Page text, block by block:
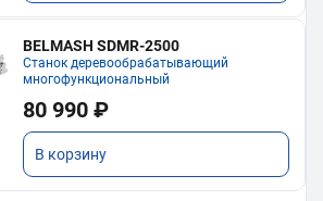
BELMASH SDMR-2500
Станок деревообрабатывающий
многофункциональный
80 990 ₽
В корзину